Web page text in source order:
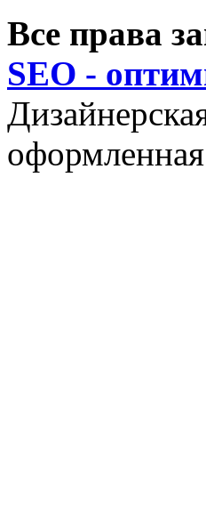
Все права
SEO -